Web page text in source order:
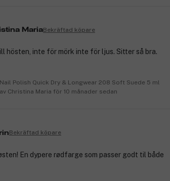
MariaBekräftad köpare
hösten, inte för mörk inte för ljus. Sitter så bra.
Polish Quick Dry & Longwear 208 Soft Suede 5 ml
Christina Maria för 10 månader sedan
Bekräftad köpare
En dypere rødfarge som passer godt til både